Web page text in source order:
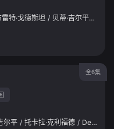
雷特·戈德斯坦 / 贝蒂·吉尔平 /
全6集
尔平 / 托卡拉·克利福德 / Derek